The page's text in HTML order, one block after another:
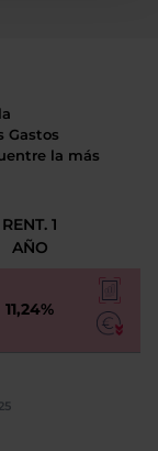
Gastos
la más
RENT. 1
AÑO
11,24%